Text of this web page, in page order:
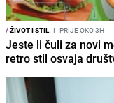
/ŽIVOT I STIL I PRIJE OKO 3H
Jeste li čuli za novi
retro stil osvaja